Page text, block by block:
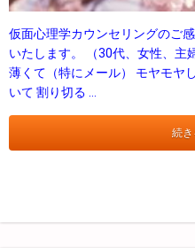
仮面心理学カウンセリングのご
いたします。 （30代、女性、
薄くて（特にメール） モヤモヤ
いて 割り切る …
続